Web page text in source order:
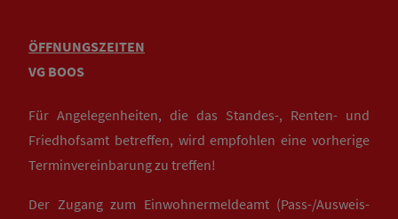
ÖFFNUNGSZEITEN
VG BOOS
Für Angelegenheiten, die das Standes-, Renten- und
Friedhofsamt betreffen, wird empfohlen eine vorherige
Terminvereinbarung zu treffen!
Der Zugang zum Einwohnermeldeamt (Pass-/Ausweis-